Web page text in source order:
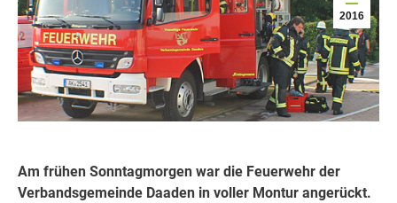
2016
Am frühen Sonntagmorgen war die Feuerwehr der
Verbandsgemeinde Daaden in voller Montur angerückt.